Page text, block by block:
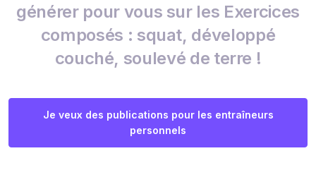
générer pour vous sur les Exercices
composés : squat, développé
couché, soulevé de terre !
Je veux des publications pour les entraîneurs
personnels